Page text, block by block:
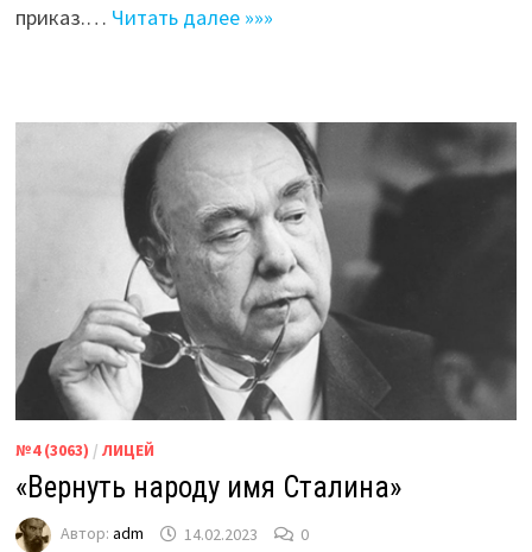
приказ.… Читать далее »»»
№4 (3063) / ЛИЦЕЙ
«Вернуть народу имя Сталина»
Автор: adm 14.02.2023 0